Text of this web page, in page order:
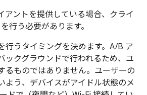
アントを提供している場合、クライ
行う必要があります。
行うタイミングを決めます。A/B ア
ックグラウンドで行われるため、ユ
るものではありません。ユーザーの
よう、デバイスがアイドル状態のメ